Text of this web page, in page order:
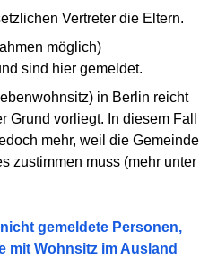
Vertreter die Eltern.
möglich)
sind hier gemeldet.
in Berlin reicht
Grund vorliegt. In diesem Fall
mehr, weil die Gemeinde
zustimmen muss (mehr unter
gemeldete Personen,
mit Wohnsitz im Ausland